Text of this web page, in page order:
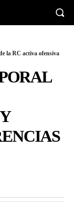
la RC activa ofensiva